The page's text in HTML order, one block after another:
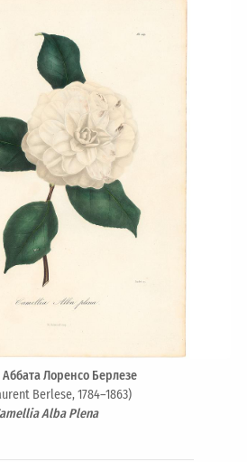
Аббата Лоренсо Берлезе
Berlese, 1784–1863)
Alba Plena